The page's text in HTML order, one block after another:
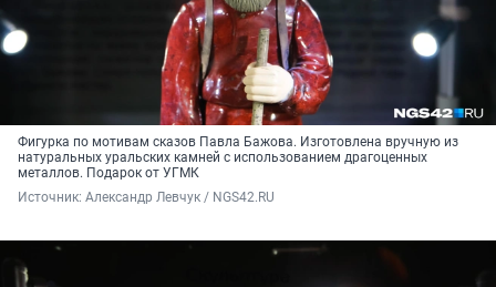
Фигурка по мотивам сказов Павла Бажова. Изготовлена вручную из
натуральных уральских камней с использованием драгоценных
металлов. Подарок от УГМК
Источник: Александр Левчук / NGS42.RU